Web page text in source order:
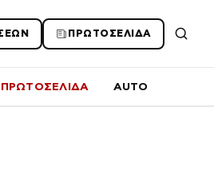
ΠΡΩΤΟΣΕΛΙΔΑ
ΠΡΩΤΟΣΕΛΙΔΑ AUTO